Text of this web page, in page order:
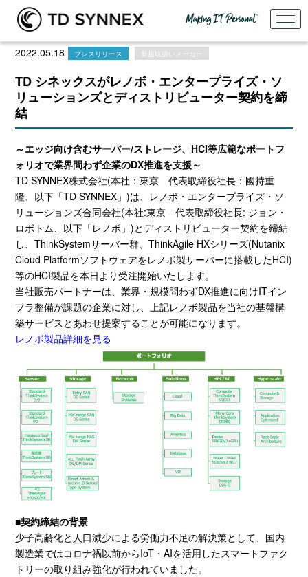
2022.05.18 プレスリリース 新規取扱いメーカー
TD シネックスがレノボ・エンタープライズ・ソ
リューションズとディストリビューター契約を締
結
～エッジ向け含むサーバー/ストレージ、 HCI等広範なポートフ
ォリオで業界問わず企業のDX推進を支援～
TD SYNNEX株式会社(本社：東京 代表取締役社長：國持重
隆、以下「TD SYNNEX 」)は、レノボ・エンタープライズ・ソ
リューションズ合同会社(本社:東京 代表取締役社長: ジョン・
ロボトム、以下「レノボ」)とディストリビューター契約を締結
し、ThinkSystemサーバー群、ThinkAgile HXシリーズ(Nutanix
Cloud Platformソフトウェアをレノボ製サーバーに搭載したHCI)
等のHCI製品を本日より受注開始いたします。
当社販売パートナーは、業界・規模問わずDX推進に向けITイン
フラ整備が課題の企業に対し、上記レノボ製品を当社の基盤構
築サービスとあわせ提案することが可能になります。
レノボ製品詳細を見る
■契約締結の背景
少子高齢化と人口減少による労働力不足の解決策として、国内
製造業ではコロナ禍以前からIoT ・AIを活用したスマートファク
トリーの取り組み強化が行われていました。